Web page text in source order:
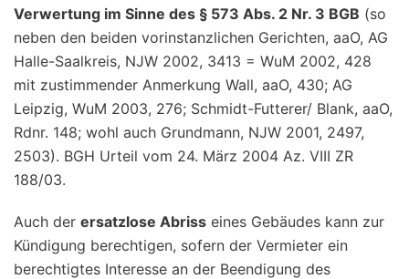
Verwertung im Sinne des § 573 Abs. 2 Nr. 3 BGB (so
neben den beiden vorinstanzlichen Gerichten, aaO, AG
Halle-Saalkreis, NJW 2002, 3413 = WuM 2002, 428
mit zustimmender Anmerkung Wall, aaO, 430; AG
Leipzig, WuM 2003, 276; Schmidt-Futterer/ Blank, aaO,
Rdnr. 148; wohl auch Grundmann, NJW 2001, 2497,
2503). BGH Urteil vom 24. März 2004 Az. VIII ZR
188/03.
Auch der ersatzlose Abriss eines Gebäudes kann zur
Kündigung berechtigen, sofern der Vermieter ein
berechtigtes Interesse an der Beendigung des